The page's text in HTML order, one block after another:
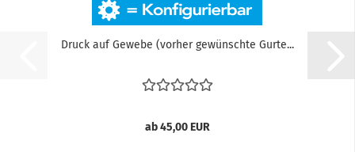
Druck auf Gewebe (vorher gewünschte Gurte...
ab 45,00 EUR